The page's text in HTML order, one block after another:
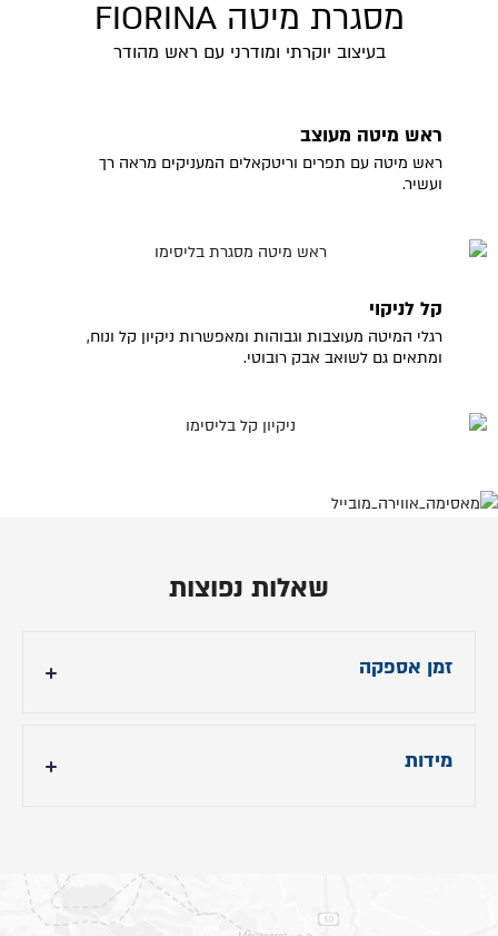
מסגרת מיטה FIORINA
בעיצוב יוקרתי ומודרני עם ראש מהודר
ראש מיטה מעוצב
ראש מיטה עם תפרים וריטקאלים המעניקים מראה רך
ועשיר.
קל לניקוי
רגלי המיטה מעוצבות וגבוהות ומאפשרות ניקיון קל ונוח,
ומתאים גם לשואב אבק רובוטי.
שאלות נפוצות
זמן אספקה
מידות